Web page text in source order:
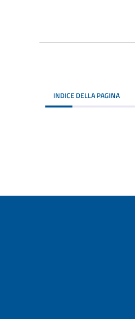
INDICE DELLA PAGINA